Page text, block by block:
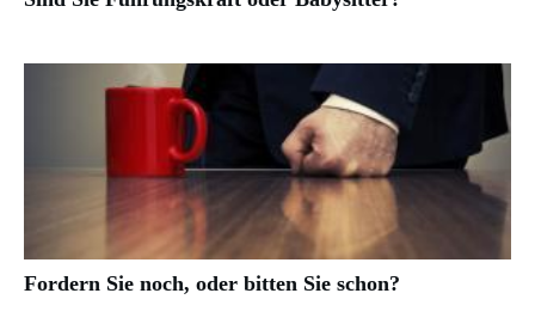
Fordern Sie noch, oder bitten Sie schon?